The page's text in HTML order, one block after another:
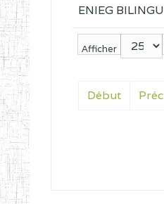
Afficher
Début
ENIEG